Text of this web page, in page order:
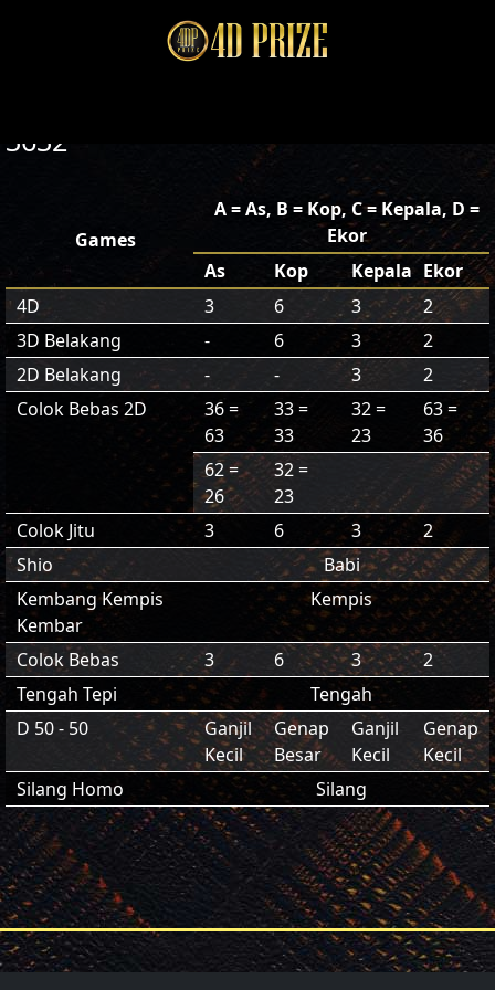
3632
Games
A = As, B = Kop, C = Kepala, D =
Ekor
As
Kop Kepala Ekor
4D
3 6 3
2
3D Belakang
- 6 3
2
2D Belakang
- - 3
2
Colok Bebas 2D
36 =
63
33 =
33
32 =
23
63 =
36
62 =
26
32 =
23
Colok Jitu
3 6 3
2
Shio
Babi
Kembang Kempis
Kembar
Kempis
Colok Bebas 3 6 3
2
Tengah Tepi
Tengah
D 50 - 50
Ganjil
Kecil
Genap
Besar
Ganjil
Kecil
Genap
Kecil
Silang Homo
Silang